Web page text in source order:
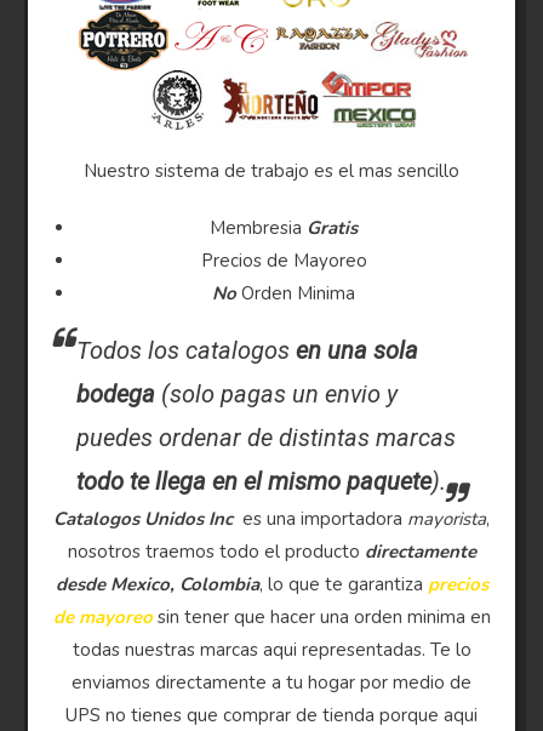
Nuestro sistema de trabajo es el mas sencillo
Membresia Gratis
Precios de Mayoreo
No Orden Minima
Todos los catalogosen una sola
bodega (solo pagas un envio y
puedes ordenar de distintas marcas
todo te llega en el mismo paquete).
Catalogos Unidos Inc es una importadora mayorista,
nosotros traemos todo el producto directamente
desde Mexico, Colombia, lo que te garantiza precios
de mayoreosin tener que hacer una orden minima en
todas nuestras marcas aqui representadas. Te lo
enviamos directamente a tu hogar por medio de
UPS no tienes que comprar de tienda porque aqui